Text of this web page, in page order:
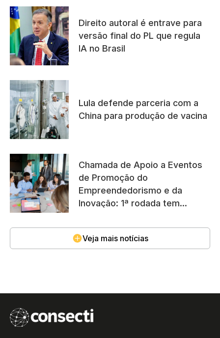
Direito autoral é entrave para
versão final do PL que regula
IA no Brasil
Lula defende parceria com a
China para produção de vacina
Chamada de Apoio a Eventos
de Promoção do
Empreendedorismo e da
Inovação: 1ª rodada tem
Veja mais notícias